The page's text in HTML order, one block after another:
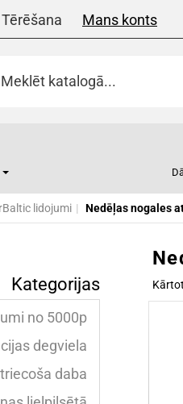
Tērēšana Mans konts
lidojumi Nedēļas nogales
Kategorijas
no 5000p
degviela
daba